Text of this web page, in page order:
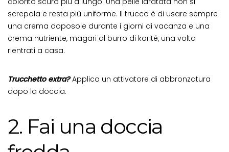
screpola e resta più uniforme. Il trucco è di usare sempre
una crema doposole durante i giorni di vacanza e una
crema nutriente, magari al burro di karité, una volta
rientrati a casa.
Trucchetto extra?Applica un attivatore di abbronzatura
dopo la doccia.
2. Fai una doccia